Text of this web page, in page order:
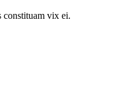
constituam vix ei.